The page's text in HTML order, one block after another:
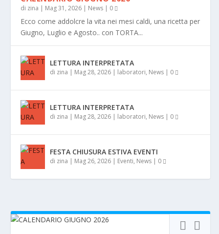
di zina | Mag 31, 2026 | News | 0
Ecco come addolcre la vita nei mesi caldi, una ricetta per
Giugno, Luglio e Agosto.. con TORTA...
LETTURA INTERPRETATA
di zina | Mag 28, 2026 | laboratori, News | 0
LETTURA INTERPRETATA
di zina | Mag 28, 2026 | laboratori, News | 0
FESTA CHIUSURA ESTIVA EVENTI
di zina | Mag 26, 2026 | Eventi, News | 0